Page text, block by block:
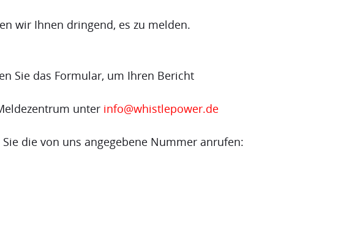
wir Ihnen dringend, es zu melden.
Sie das Formular, um Ihren Bericht
unter info@whistlepower.de
die von uns angegebene Nummer anrufen: